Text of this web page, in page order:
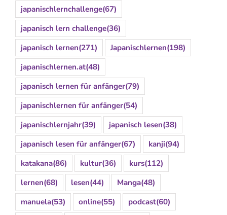
japanischlernchallenge(67)
japanisch lern challenge(36)
japanisch lernen(271) Japanischlernen(198)
japanischlernen.at(48)
japanisch lernen für anfänger(79)
japanischlernen für anfänger(54)
japanischlernjahr(39) japanisch lesen(38)
japanisch lesen für anfänger(67) kanji(94)
katakana(86) kultur(36) kurs(112)
lernen(68) lesen(44) Manga(48)
manuela(53) online(55) podcast(60)